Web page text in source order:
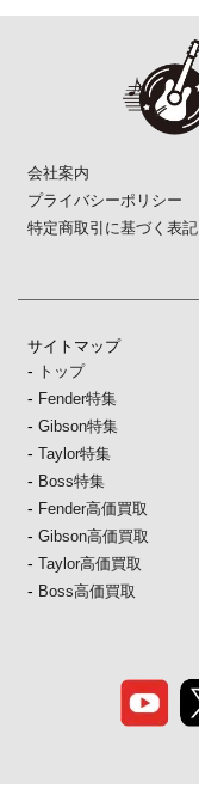
会社案内
プライバシーポリシー
特定商取引に基づく表記
サイトマップ
- トップ
- Fender特集
-Gibson特集
-Taylor特集
- Boss特集
- Fender高価買取
-Gibson高価買取
-Taylor高価買取
- Boss高価買取